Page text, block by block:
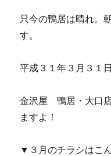
只今の鴨居は晴れ。
す。
平成３１年３月３１
金沢屋 鴨居・大口
ますよ！
▼３月のチラシはこ